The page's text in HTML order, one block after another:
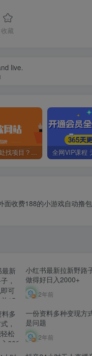
收藏
live.
你还在到处找项目？还在当韭菜？我靠卖项目一个月收入5万+，曾经我也是个失败者。
面收费188的小游戏自动撸
小红书最新拉新野路
做得好日入2000+
2年前
一份资料多种变现方
是问题
2年前